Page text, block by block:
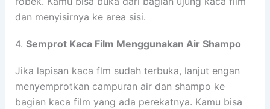
dan menyisirnya ke area sisi.
4. Semprot Kaca Film Menggunakan Air Shampo
Jika lapisan kaca flm sudah terbuka, lanjut engan
menyemprotkan campuran air dan shampo ke
bagian kaca film yang ada perekatnya. Kamu bisa